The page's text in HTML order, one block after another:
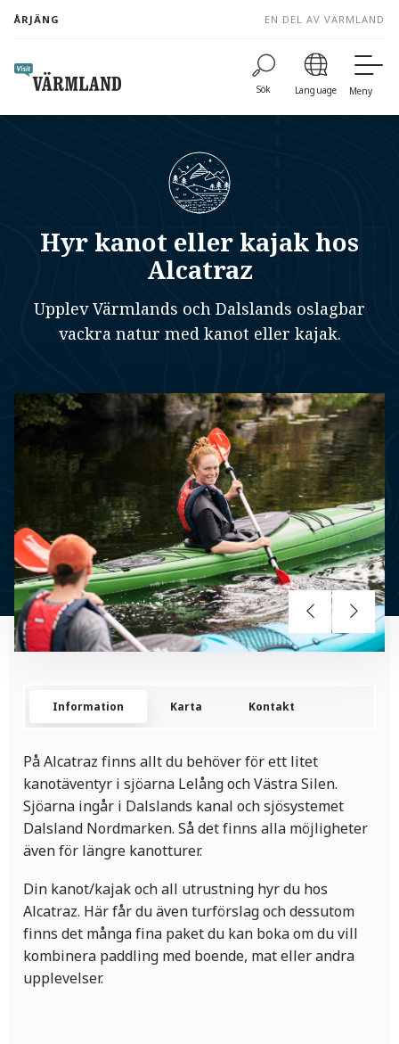
content
ÅRJÄNG EN DEL AV VÄRMLAND
Sök Language Meny
Hyr kanot eller kajak hos
Alcatraz
Upplev Värmlands och Dalslands oslagbar
vackra natur med kanot eller kajak.
Information Karta Kontakt
På Alcatraz finns allt du behöver för ett litet
kanotäventyr i sjöarna Lelång och Västra Silen.
Sjöarna ingår i Dalslands kanal och sjösystemet
Dalsland Nordmarken. Så det finns alla möjligheter
även för längre kanotturer.
Din kanot/kajak och all utrustning hyr du hos
Alcatraz. Här får du även turförslag och dessutom
finns det många fina paket du kan boka om du vill
kombinera paddling med boende, mat eller andra
upplevelser.